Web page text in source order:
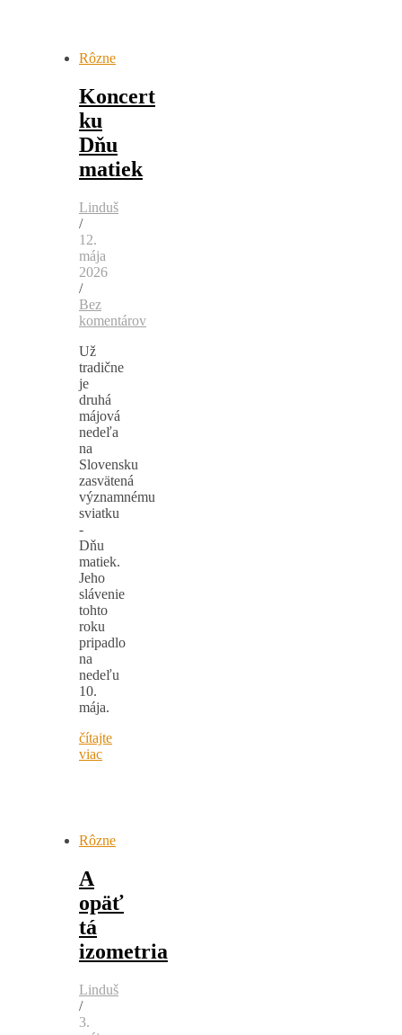
Rôzne
Koncert
ku
Dňu
matiek
Linduš
/
12.
mája
2026
/
Bez
komentárov
Už
tradične
je
druhá
májová
nedeľa
na
Slovensku
zasvätená
významnému
sviatku
-
Dňu
matiek.
Jeho
slávenie
tohto
roku
pripadlo
na
nedeľu
10.
mája.
čítajte
viac
Rôzne
A
opäť
tá
izometria
Linduš
/
3.